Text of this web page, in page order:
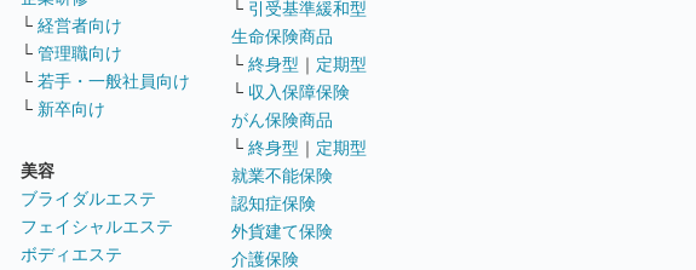
└ 経営者向け
└ 管理職向け
└ 若手・一般社員向け
└ 新卒向け
美容
ブライダルエステ
フェイシャルエステ
ボディエステ
└ 引受基準緩和型
生命保険商品
└ 終身型 ｜ 定期型
└ 収入保障保険
がん保険商品
└ 終身型 ｜ 定期型
就業不能保険
認知症保険
外貨建て保険
介護保険